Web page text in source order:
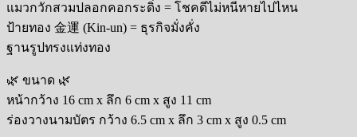
แมวกวักสวมปลอกคอกระดิ่ง = โชคดีไม่หนีหายไปไหน
ป้ายทอง 金運 (Kin-un) = ธุรกิจมั่งคั่ง
ฐานรูปทรงแท่งทอง
🌿 ขนาด 🌿
หน้ากว้าง 16 cm x ลึก 6 cm x สูง 11 cm
ร่องวางนามบัตร กว้าง 6.5 cm x ลึก 3 cm x สูง 0.5 cm